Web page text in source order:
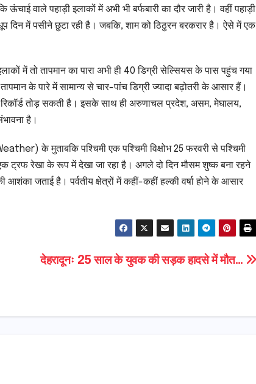
वाले पहाड़ी इलाकों में अभी भी बर्फबारी का दौर जारी है। वहीं पहाड़ी
दिन में पसीने छुटा रही है। जबकि, शाम को ठिठुरन बरकरार है। ऐसे में एक
में तो तापमान का पारा अभी ही 40 डिग्री सेल्सियस के पास पहुंच गया
के पारे में सामान्य से चार-पांच डिग्री ज्यादा बढ़ोतरी के आसार हैं।
रिकॉर्ड तोड़ सकती है। इसके साथ ही अरुणाचल प्रदेश, असम, मेघालय,
है।
के मुताबकि पश्चिमी एक पश्चिमी विक्षोभ 25 फरवरी से पश्चिमी
एक ट्रफ रेखा के रूप में देखा जा रहा है। अगले दो दिन मौसम शुष्क बना रहने
जताई है। पर्वतीय क्षेत्रों में कहीं-कहीं हल्की वर्षा होने के आसार
देहरादूनः 25 साल के युवक की सड़क हादसे में मौत…